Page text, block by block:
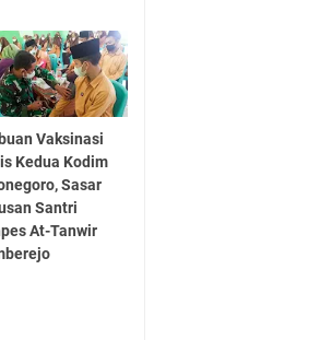
Vaksinasi
Kedua Kodim
Sasar
Santri
At-Tanwir